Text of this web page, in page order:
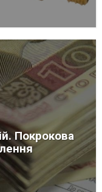
Покрокова